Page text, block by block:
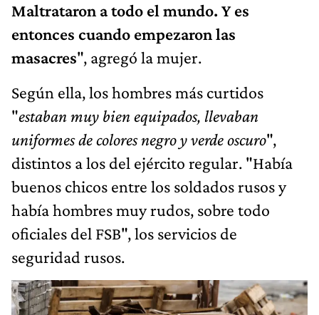
Maltrataron a todo el mundo. Y es
entonces cuando empezaron las
masacres", agregó la mujer.
Según ella, los hombres más curtidos
"estaban muy bien equipados, llevaban
uniformes de colores negro y verde oscuro",
distintos a los del ejército regular. "Había
buenos chicos entre los soldados rusos y
había hombres muy rudos, sobre todo
oficiales del FSB", los servicios de
seguridad rusos.